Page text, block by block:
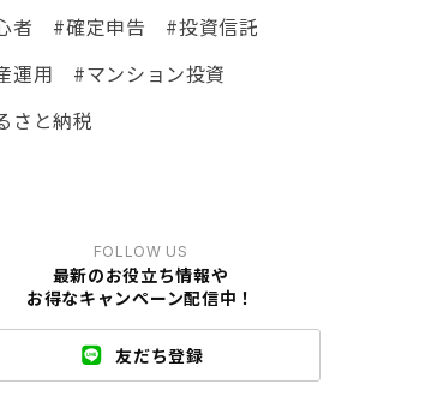
者
#確定申告
#投資信託
運用
#マンション投資
さと納税
FOLLOW US
最新のお役立ち情報や
お得なキャンペーン配信中！
友だち登録